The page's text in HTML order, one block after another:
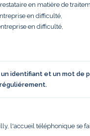
en matière de
en difficulté,
en difficulté,
un identifiant et un mot de
l'accueil téléphonique se